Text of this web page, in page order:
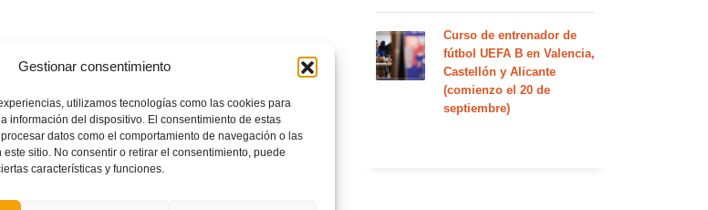
Gestionar consentimiento
utilizamos tecnologías como las cookies para
información del dispositivo. El consentimiento de estas
datos como el comportamiento de navegación o las
sitio. No consentir o retirar el consentimiento, puede
características y funciones.
Curso de entrenador de
fútbol UEFA B en Valencia,
Castellón y Alicante
(comienzo el 20 de
septiembre)